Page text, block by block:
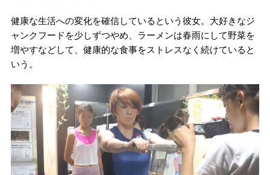
健康な生活への変化を確信しているという彼女。大好きなジ
ャンクフードを少しずつやめ、ラーメンは春雨にして野菜を
増やすなどして、健康的な食事をストレスなく続けていると
いう。